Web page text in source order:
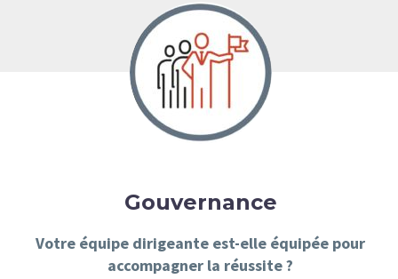
Gouvernance
Votre équipe dirigeante est-elle équipée pour
accompagner la réussite ?